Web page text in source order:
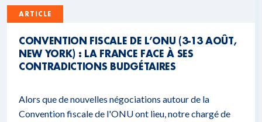
ARTICLE
CONVENTION FISCALE DE L’ONU (3-13 AOÛT,
NEW YORK) : LA FRANCE FACE À SES
CONTRADICTIONS BUDGÉTAIRES
Alors que de nouvelles négociations autour de la
Convention fiscale de l'ONU ont lieu, notre chargé de